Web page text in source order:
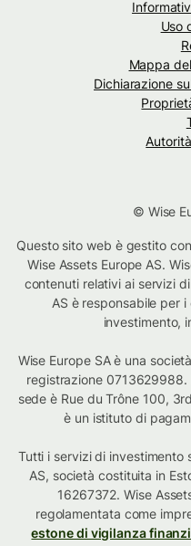
Uso
Mappa
Dichiarazione
© Wise
Questo sito web è gestito
Wise Assets Europe AS.
contenuti relativi ai servizi
AS è responsabile per
investimento,
Wise Europe SA è una
registrazione
sede è Rue du Trône 100,
è un istituto di
Tutti i servizi di investimento
AS, società costituita in
16267372. Wise
regolamentata come
estone di vigilanza